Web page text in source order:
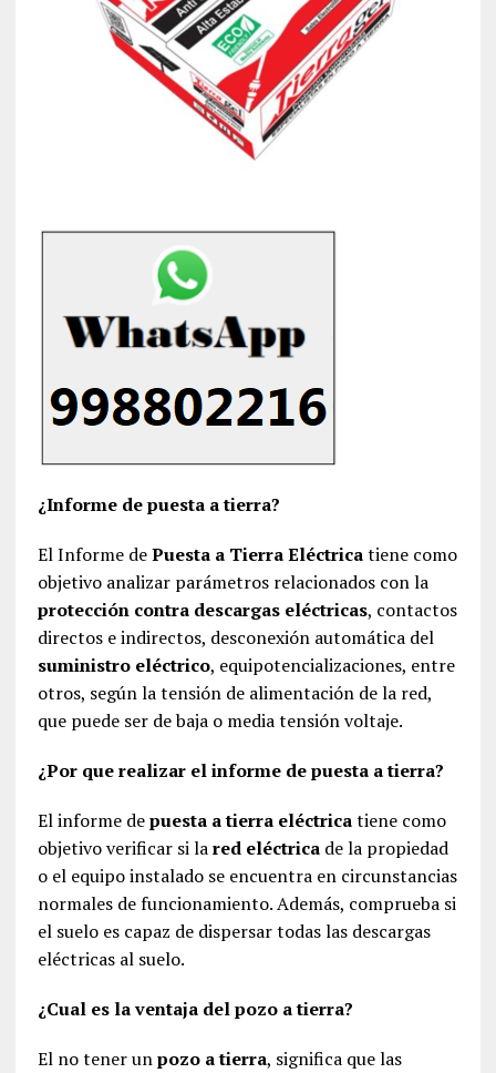
¿Informe de puesta a tierra?
El Informe dePuesta a Tierra Eléctricatiene como
objetivo analizar parámetros relacionados con la
protección contra descargas eléctricas, contactos
directos e indirectos, desconexión automática del
suministro eléctrico, equipotencializaciones, entre
otros, según la tensión de alimentación de la red,
que puede ser de baja o media tensión voltaje.
¿Por que realizar el informe de puesta a tierra?
El informe depuesta a tierra eléctricatiene como
objetivo verificar si lared eléctricade la propiedad
o el equipo instalado se encuentra en circunstancias
normales de funcionamiento. Además, comprueba si
el suelo es capaz de dispersar todas las descargas
eléctricas al suelo.
¿Cual es la ventaja del pozo a tierra?
El no tener unpozo a tierra, significa que las